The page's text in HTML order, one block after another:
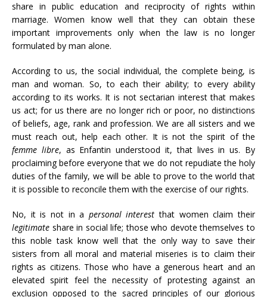
share in public education and reciprocity of rights within
marriage. Women know well that they can obtain these
important improvements only when the law is no longer
formulated by man alone.
According to us, the social individual, the complete being, is
man and woman. So, to each their ability; to every ability
according to its works. It is not sectarian interest that makes
us act; for us there are no longer rich or poor, no distinctions
of beliefs, age, rank and profession. We are all sisters and we
must reach out, help each other. It is not the spirit of the
femme libre, as Enfantin understood it, that lives in us. By
proclaiming before everyone that we do not repudiate the holy
duties of the family, we will be able to prove to the world that
it is possible to reconcile them with the exercise of our rights.
No, it is not in a personal interest that women claim their
legitimate share in social life; those who devote themselves to
this noble task know well that the only way to save their
sisters from all moral and material miseries is to claim their
rights as citizens. Those who have a generous heart and an
elevated spirit feel the necessity of protesting against an
exclusion opposed to the sacred principles of our glorious